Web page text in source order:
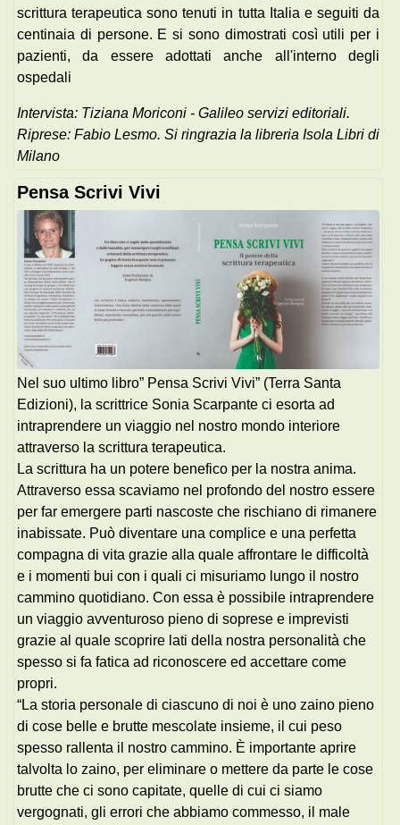
scrittura terapeutica sono tenuti in tutta Italia e seguiti da
centinaia di persone. E si sono dimostrati così utili per i
pazienti, da essere adottati anche all'interno degli
ospedali
Intervista: Tiziana Moriconi - Galileo servizi editoriali.
Riprese: Fabio Lesmo. Si ringrazia la libreria Isola Libri di
Milano
Pensa Scrivi Vivi
Nel suo ultimo libro” Pensa Scrivi Vivi” (Terra Santa
Edizioni), la scrittrice Sonia Scarpante ci esorta ad
intraprendere un viaggio nel nostro mondo interiore
attraverso la scrittura terapeutica.
La scrittura ha un potere benefico per la nostra anima.
Attraverso essa scaviamo nel profondo del nostro essere
per far emergere parti nascoste che rischiano di rimanere
inabissate. Può diventare una complice e una perfetta
compagna di vita grazie alla quale affrontare le difficoltà
e i momenti bui con i quali ci misuriamo lungo il nostro
cammino quotidiano. Con essa è possibile intraprendere
un viaggio avventuroso pieno di soprese e imprevisti
grazie al quale scoprire lati della nostra personalità che
spesso si fa fatica ad riconoscere ed accettare come
propri.
“La storia personale di ciascuno di noi è uno zaino pieno
di cose belle e brutte mescolate insieme, il cui peso
spesso rallenta il nostro cammino. È importante aprire
talvolta lo zaino, per eliminare o mettere da parte le cose
brutte che ci sono capitate, quelle di cui ci siamo
vergognati, gli errori che abbiamo commesso, il male